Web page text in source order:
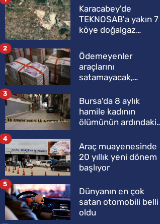
Karacabey'de
TEKNOSAB'a yakın 7
köye doğalgaz
Ödemeyenler
araçlarını
satamayacak,
2
Bursa'da 8 aylık
hamile kadının
ölümünün ardındaki
3
Araç muayenesinde
20 yıllık yeni dönem
başlıyor
4
Dünyanın en çok
satan otomobili belli
oldu
5